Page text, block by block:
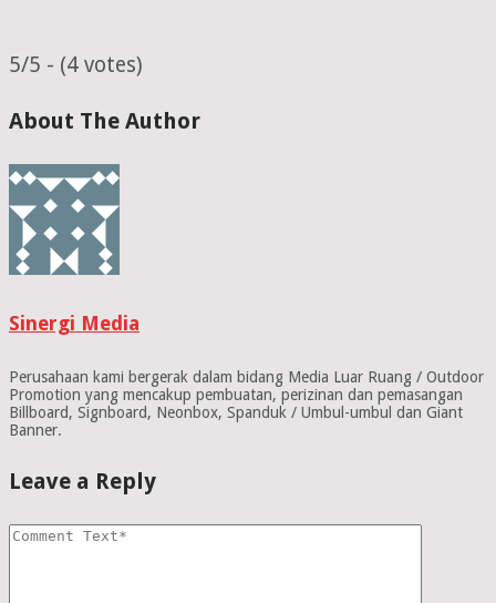
5/5 - (4 votes)
About The Author
Sinergi Media
Perusahaan kami bergerak dalam bidang Media Luar Ruang / Outdoor
Promotion yang mencakup pembuatan, perizinan dan pemasangan
Billboard, Signboard, Neonbox, Spanduk / Umbul-umbul dan Giant
Banner.
Leave a Reply